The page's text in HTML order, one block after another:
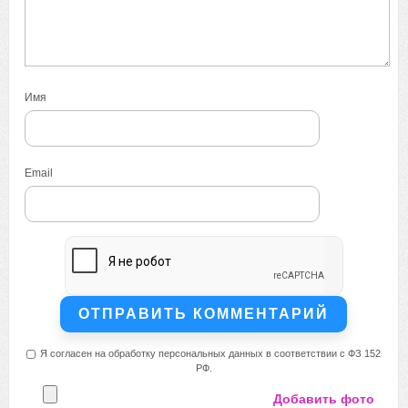
Имя
Email
Я согласен на обработку персональных данных в соответствии с ФЗ 152
РФ.
Добавить фото